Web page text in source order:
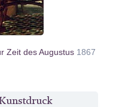
Zeit des Augustus 1867